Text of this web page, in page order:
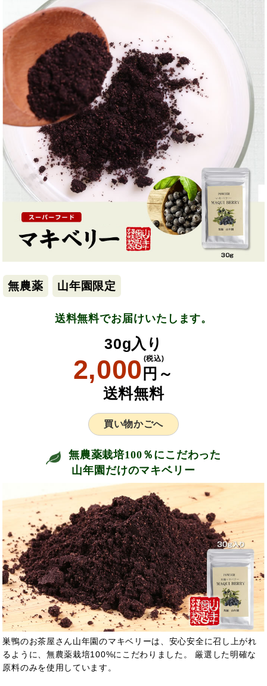
無農薬 山年園限定
送料無料でお届けいたします。
30g入り
2,000 円～
(税込)
送料無料
買い物かごへ
無農薬栽培100％にこだわった
山年園だけのマキベリー
巣鴨のお茶屋さん山年園のマキベリーは、安心安全に召し上がれ
るように、無農薬栽培100%にこだわりました。 厳選した明確な
原料のみを使用しています。